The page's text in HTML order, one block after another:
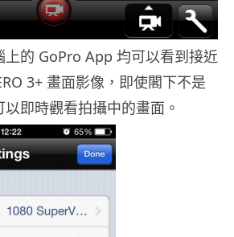
上的 GoPro App 均可以看到接近
3+ 畫面影像，即使閣下不是
即時觀看拍攝中的畫面。